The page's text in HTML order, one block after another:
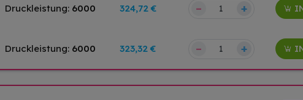
Druckleistung: 6000 324,72 € – +
Druckleistung: 6000 323,32 € – +